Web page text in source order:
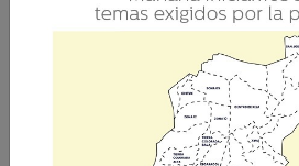
En el vehículo se localizó a 12
cubanos, un ecuatoriano y un
incluyendo a dos menores de
La Voz de Xela 25 Julio 2025